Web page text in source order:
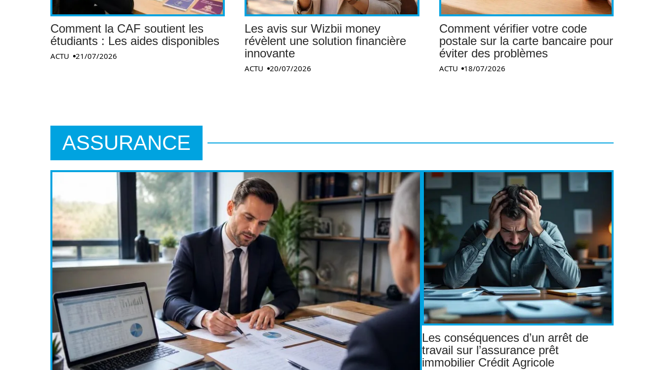
Comment la CAF soutient les
étudiants : Les aides disponibles
ACTU 21/07/2026
Les avis sur Wizbii money
révèlent une solution financière
innovante
ACTU 20/07/2026
Comment vérifier votre code
postale sur la carte bancaire pour
éviter des problèmes
ACTU 18/07/2026
ASSURANCE
Les conséquences d’un arrêt de
travail sur l’assurance prêt
immobilier Crédit Agricole